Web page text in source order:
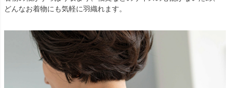
どんなお着物にも気軽に羽織れます。